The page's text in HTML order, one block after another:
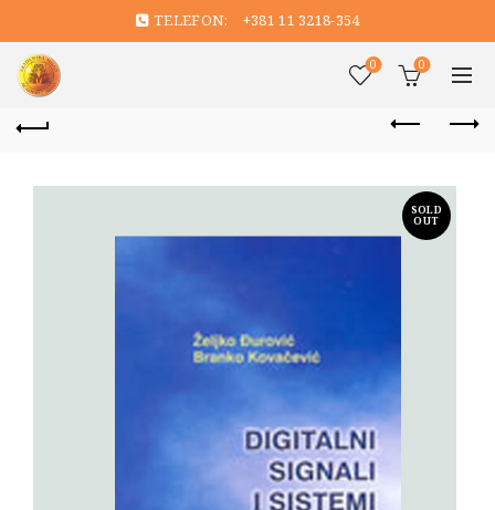
TELEFON: +381 11 3218-354
0 0
SOLD
OUT